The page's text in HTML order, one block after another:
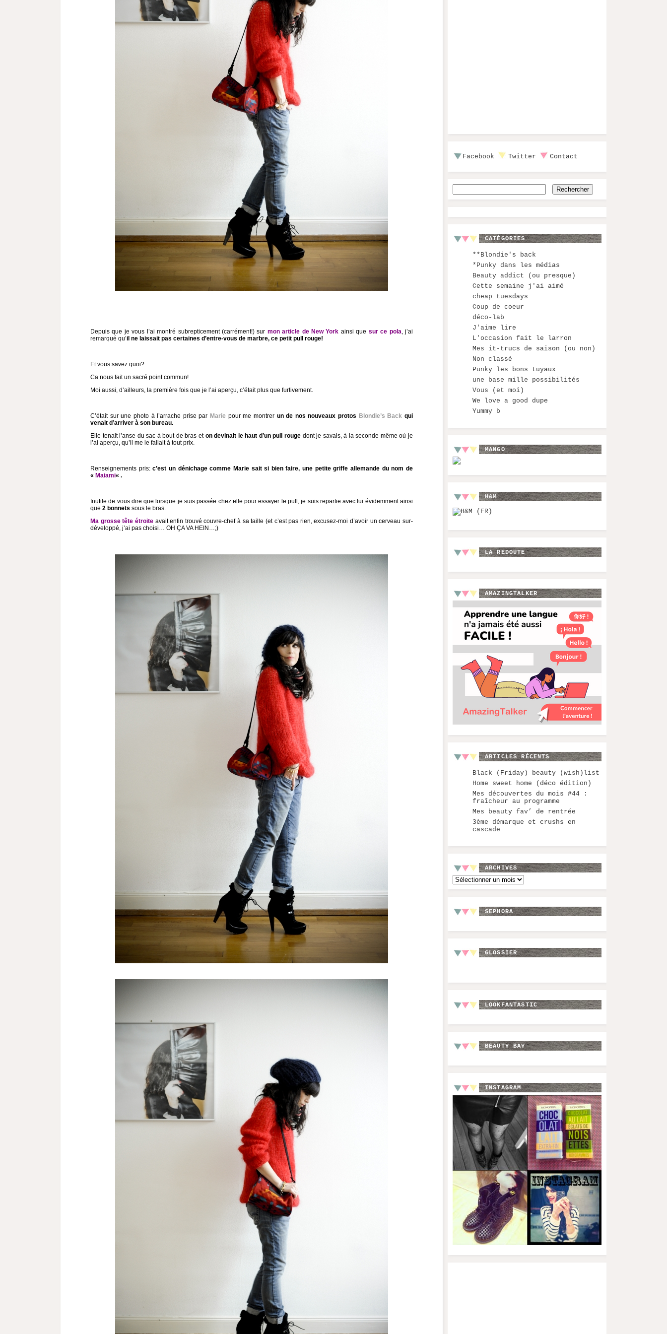
Depuis que je vous l’ai montré subrepticement (carrément!) sur mon article de New York ainsi que sur ce pola, j’ai
remarqué qu’il ne laissait pas certaines d’entre-vous de marbre, ce petit pull rouge!
Et vous savez quoi?
Ca nous fait un sacré point commun!
Moi aussi, d’ailleurs, la première fois que je l’ai aperçu, c’était plus que furtivement.
C’était sur une photo à l’arrache prise par Marie pour me montrer un de nos nouveaux protos Blondie’s Back qui
venait d’arriver à son bureau.
Elle tenait l’anse du sac à bout de bras et on devinait le haut d’un pull rougedont je savais, à la seconde même où je
l’ai aperçu, qu’il me le fallait à tout prix.
Renseignements pris:c’est un dénichage comme Marie sait si bien faire, une petite griffe allemande du nom de
« Maiami« .
Inutile de vous dire que lorsque je suis passée chez elle pour essayer le pull, je suis repartie avec lui évidemment ainsi
que 2 bonnets sous le bras.
Ma grosse tête étroite avait enfin trouvé couvre-chef à sa taille (et c’est pas rien, excusez-moi d’avoir un cerveau sur-
développé, j’ai pas choisi… OH ÇA VA HEIN…;)
Facebook Twitter Contact
CATÉGORIES
**Blondie's back
*Punky dans les médias
Beauty addict (ou presque)
Cette semaine j'ai aimé
cheap tuesdays
Coup de coeur
déco-lab
J'aime lire
L'occasion fait le larron
Mes it-trucs de saison (ou non)
Non classé
Punky les bons tuyaux
une base mille possibilités
Vous (et moi)
We love a good dupe
Yummy b
MANGO
H&M
LA REDOUTE
AMAZINGTALKER
ARTICLES RÉCENTS
Black (Friday) beauty (wish)list
Home sweet home (déco édition)
Mes découvertes du mois #44 :
fraîcheur au programme
Mes beauty fav’ de rentrée
3ème démarque et crushs en
cascade
ARCHIVES
Archives
SEPHORA
GLOSSIER
LOOKFANTASTIC
BEAUTY BAY
INSTAGRAM